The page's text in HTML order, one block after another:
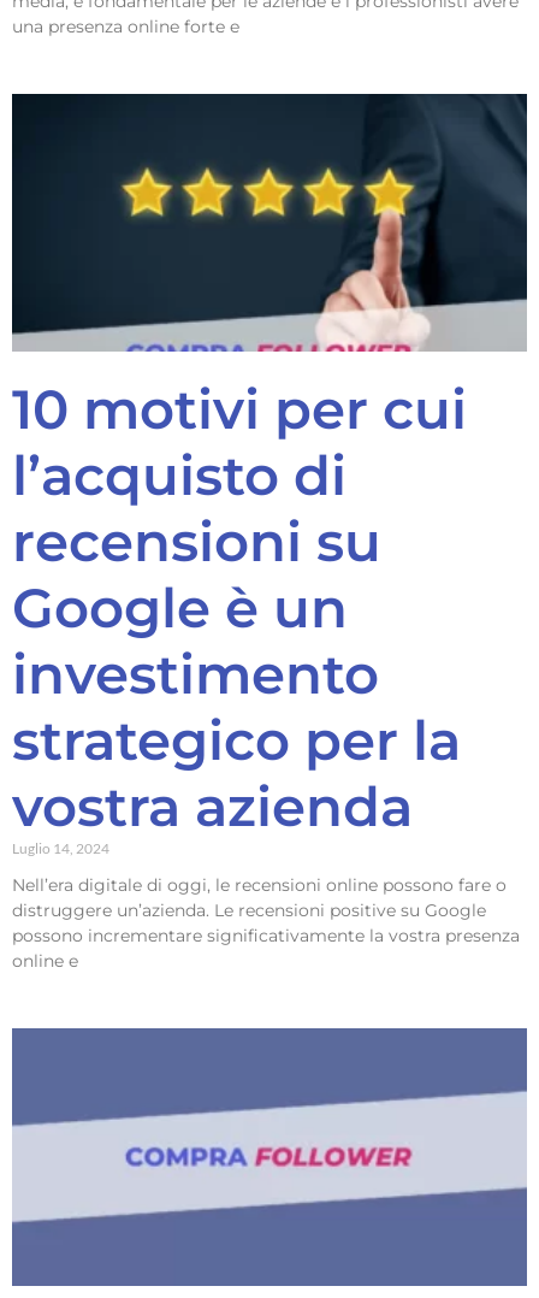
una presenza online forte e
10 motivi per cui
l’acquisto di
recensioni su
Google è un
investimento
strategico per la
vostra azienda
Luglio 14, 2024
Nell’era digitale di oggi, le recensioni online possono fare o
distruggere un’azienda. Le recensioni positive su Google
possono incrementare significativamente la vostra presenza
online e